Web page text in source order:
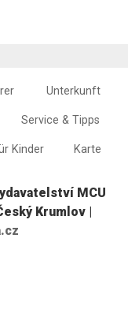
Unterkunft
Service & Tipps
Kinder Karte
MCU
Krumlov |